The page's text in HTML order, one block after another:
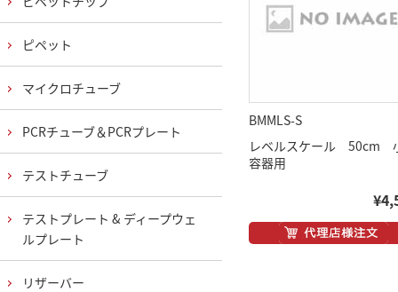
BMMLS-S
レベルスケール 50cm
容器用
ピペット
マイクロチューブ
PCRチューブ＆PCRプレート
テストチューブ
テストプレート & ディープウェ
ルプレート
リザーバー